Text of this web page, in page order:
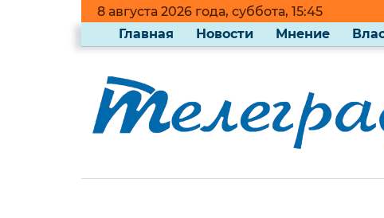
8 августа 2026 года, суббота, 15:45
Главная
Новости Мнение